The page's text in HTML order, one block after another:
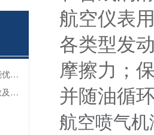
航空仪表
各类型发
摩擦力；
并随油循
航空喷气
汽轮机油漆膜测定仪的功能优势有哪些？
碱性氮滴定仪核心技术参数及应用说明